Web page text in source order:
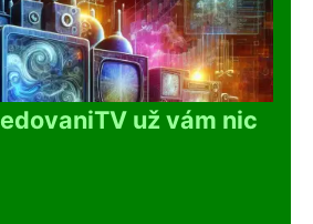
už vám nic